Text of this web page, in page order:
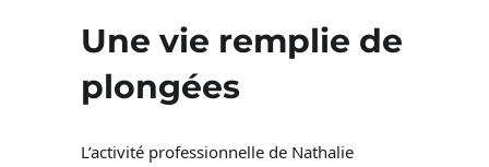
Une vie remplie de
plongées
L’activité professionnelle de Nathalie